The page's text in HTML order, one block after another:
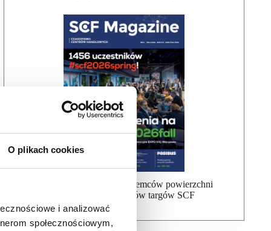
O plikach cookies
i analizować
społecznościowym,
Bezpłatna wysyłka dla najemców powierzchni
handlowej, uczestników targów SCF